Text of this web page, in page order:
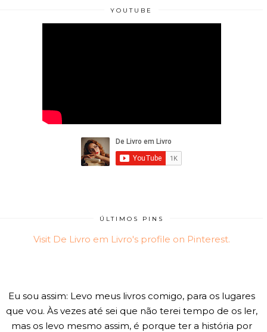
YOUTUBE
ÚLTIMOS PINS
Visit De Livro em Livro's profile on Pinterest.
Eu sou assim: Levo meus livros comigo, para os lugares
que vou. Às vezes até sei que não terei tempo de os ler,
mas os levo mesmo assim, é porque ter a história por